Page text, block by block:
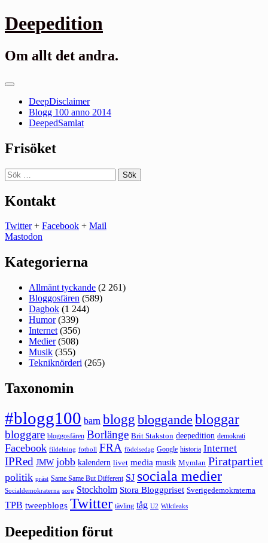
Gå
till
Deepedition
Om allt det andra.
Primär
DeepDisclaimer
Blogg 100 anno 2014
DeepedSamlat
Frisöket
Sök
efter:
Kontakt
Twitter+ Facebook + Mail
Mastodon
Kategorierna
Allmänt tyckande (2 261)
Bloggosfären (589)
Dagbok (1 244)
Humor(339)
Internet (356)
Medier(508)
Musik (355)
Tekniknörderi (265)
Taxonomin
#blogg100 barn blogg bloggande bloggar
bloggare bloggosfären Borlänge Brit Stakston deepedition demokrati
Facebook fildelning fotboll FRA födelsedag Google historia Internet
IPRed JMW jobb kalendern livet media musik Mymlan Piratpartiet
politik präst Same Same But Different SJ sociala medier
Socialdemokraterna sorg Stockholm Stora Bloggpriset Sverigedemokraterna
TPB tweepblogs Twitter tävling tåg U2 Wikileaks
Deepedition förut